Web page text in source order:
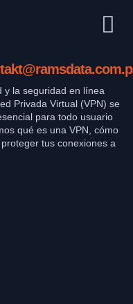
y la seguridad en línea
Privada Virtual (VPN) se
para todo usuario
qué es una VPN, cómo
tus conexiones a